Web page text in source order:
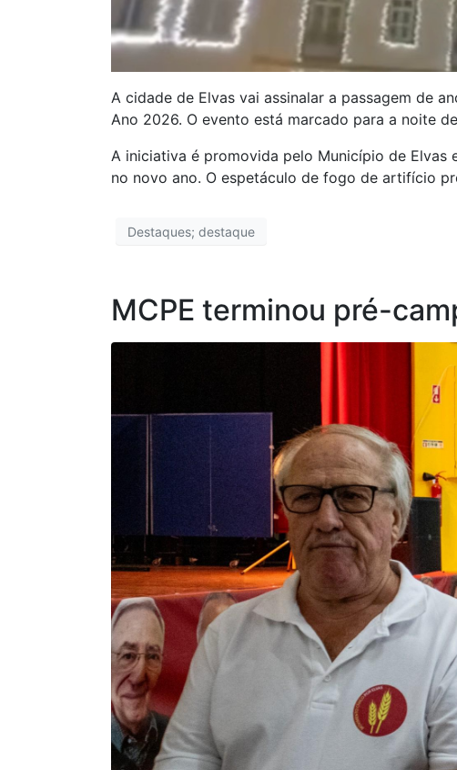
A cidade de Elvas vai assinalar a passagem de
Ano 2026. O evento está marcado para a noite
A iniciativa é promovida pelo Município de
no novo ano. O espetáculo de fogo de artifício
Destaques; destaque
MCPE terminou pré-